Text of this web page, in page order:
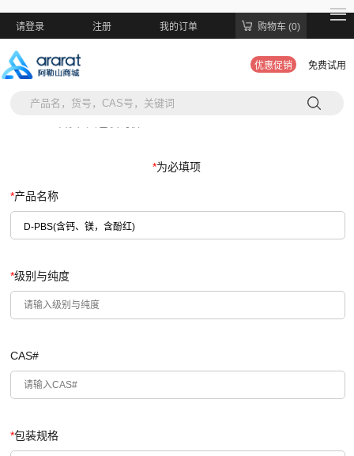
请登录 注册 我的订单 购物车 (0)
优惠促销 免费试用
*为必填项
*产品名称
*级别与纯度
CAS#
*包装规格